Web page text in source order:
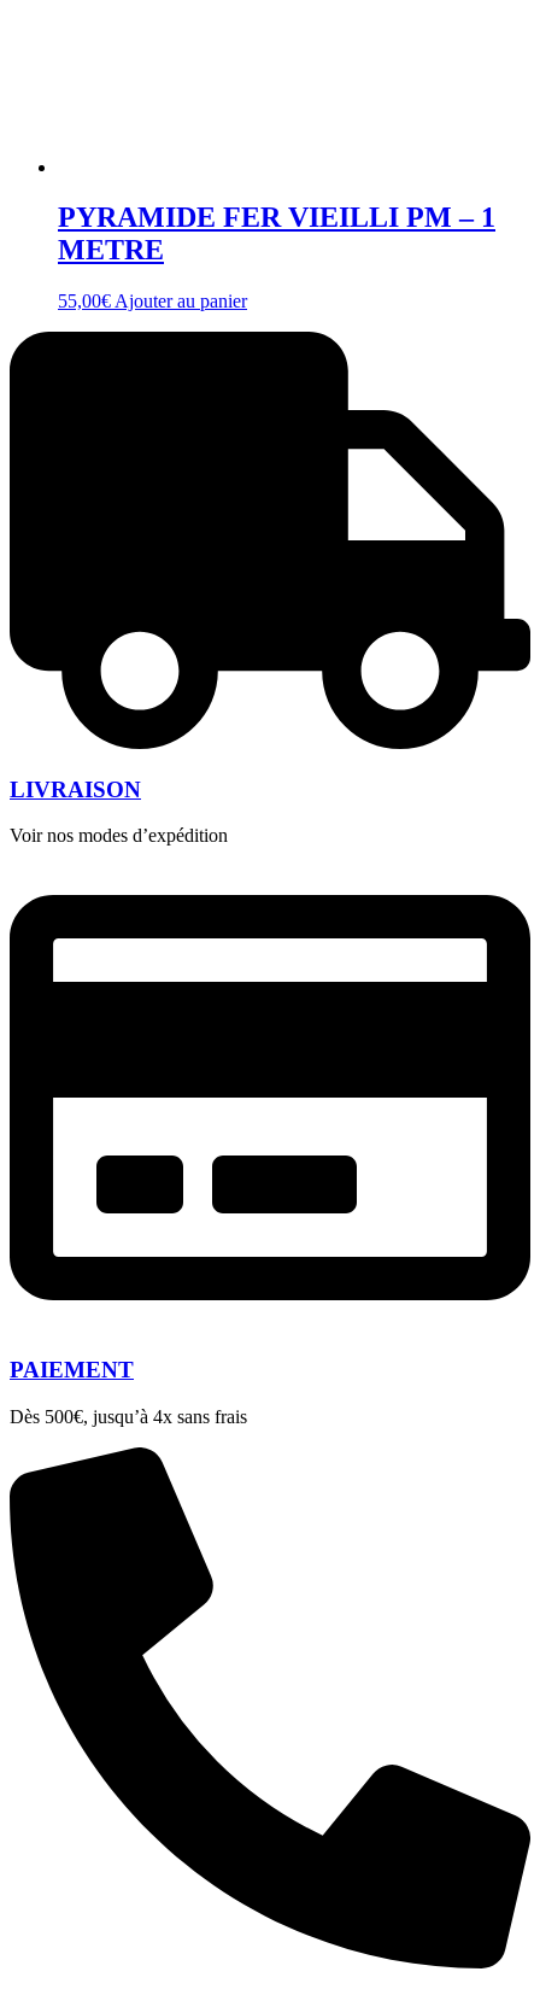
PYRAMIDE FER VIEILLI PM – 1
METRE
55,00€ Ajouter au panier
LIVRAISON
Voir nos modes d’expédition
PAIEMENT
Dès 500€, jusqu’à 4x sans frais